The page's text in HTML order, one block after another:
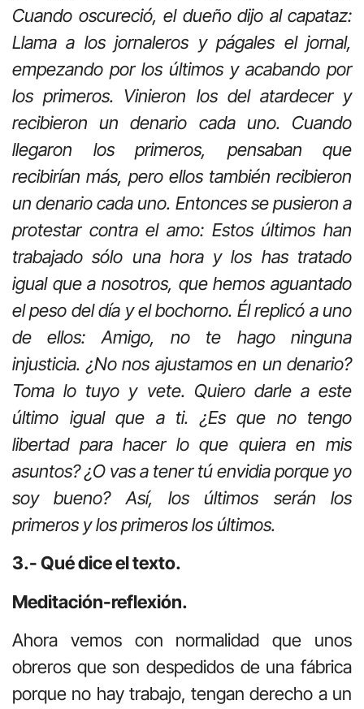
Cuando oscureció, el dueño dijo al capataz:
Llama a los jornaleros y págales el jornal,
empezando por los últimos y acabando por
los primeros. Vinieron los del atardecer y
recibieron un denario cada uno. Cuando
llegaron los primeros, pensaban que
recibirían más, pero ellos también recibieron
un denario cada uno. Entonces se pusieron a
protestar contra el amo: Estos últimos han
trabajado sólo una hora y los has tratado
igual que a nosotros, que hemos aguantado
el peso del día y el bochorno. Él replicó a uno
de ellos: Amigo, no te hago ninguna
injusticia. ¿No nos ajustamos en un denario?
Toma lo tuyo y vete. Quiero darle a este
último igual que a ti. ¿Es que no tengo
libertad para hacer lo que quiera en mis
asuntos? ¿O vas a tener tú envidia porque yo
soy bueno? Así, los últimos serán los
primeros y los primeros los últimos.
3.- Qué dice el texto.
Meditación-reflexión.
Ahora vemos con normalidad que unos
obreros que son despedidos de una fábrica
porque no hay trabajo, tengan derecho a un